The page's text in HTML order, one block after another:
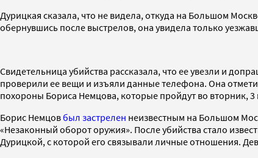
Дурицкая сказала, что не видела, откуда на Большом
обернувшись после выстрелов, она увидела только
Свидетельница убийства рассказала, что ее увезли и
проверили ее вещи и изъяли данные телефона. Она
похороны Бориса Немцова, которые пройдут во вторник,
Борис Немцовбыл застрелен неизвестным на Большом
«Незаконный оборот оружия». После убийства стало
Дурицкой, с которой его связывали личные отношения.